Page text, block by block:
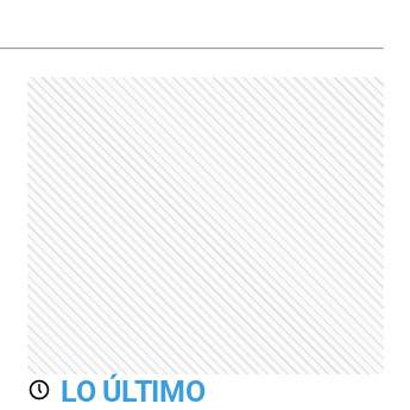
LO ÚLTIMO